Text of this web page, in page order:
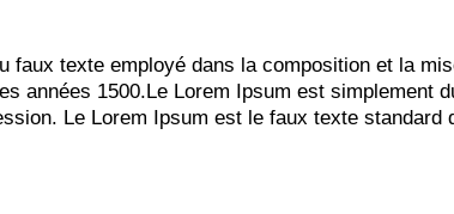
faux texte employé dans la composition et la
années 1500.Le Lorem Ipsum est
Le Lorem Ipsum est le faux texte standard